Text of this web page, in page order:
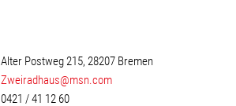
Alter Postweg 215, 28207 Bremen
Zweiradhaus@msn.com
0421 / 41 12 60